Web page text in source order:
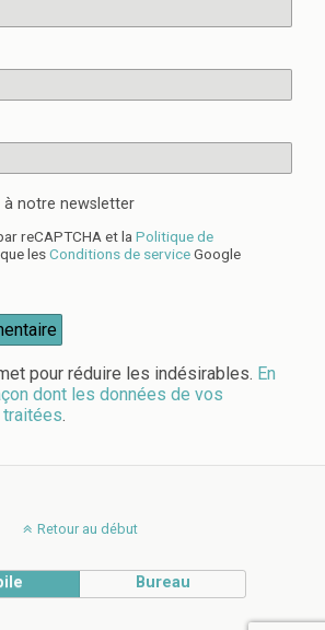
notre newsletter
reCAPTCHA et laPolitique de
lesConditions de serviceGoogle
pour réduire les indésirables. En
dont les données de vos
.
Retour au début
Bureau